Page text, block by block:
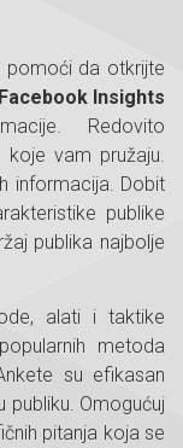
pomoći da otkrijte
Facebook Insights
Redovito
vam pružaju.
informacija. Dobit
publike
publika najbolje
alati i taktike
metoda
su efikasan
publiku. Omogućuj
pitanja koja se